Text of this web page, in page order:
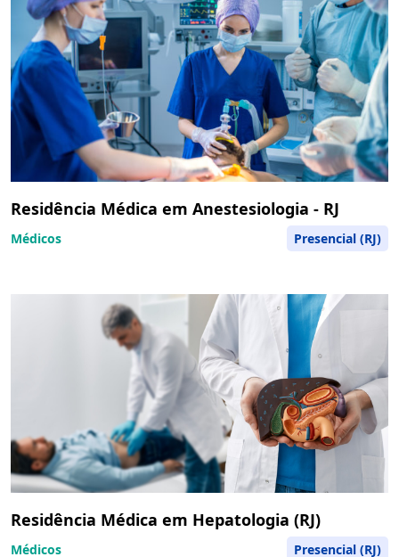
Residência Médica em Anestesiologia - RJ
Médicos Presencial (RJ)
Residência Médica em Hepatologia (RJ)
Médicos Presencial (RJ)